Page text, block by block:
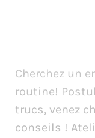
Cherchez un
routine!
trucs, venez
conseils !